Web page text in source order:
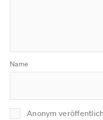
Name
Anonym